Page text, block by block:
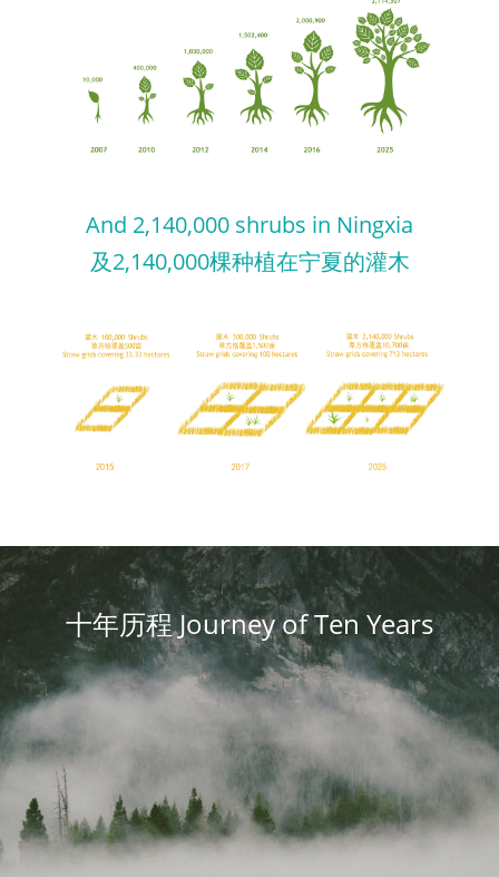
And 2,140,000 shrubs in Ningxia
及2,140,000棵种植在宁夏的灌木
十年历程 Journey of Ten Years